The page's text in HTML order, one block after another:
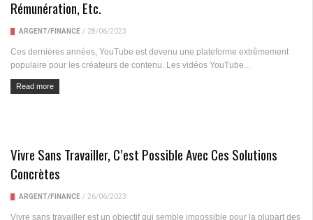
Rémunération, Etc.
ARGENT/FINANCE / 28/06/2023
Ces dernières années, YouTube est devenu une plateforme extrêmement
populaire pour les créateurs de contenu. Les vidéos YouTube...
Read more
Vivre Sans Travailler, C’est Possible Avec Ces Solutions
Concrètes
ARGENT/FINANCE / 26/06/2023
Vivre sans travailler est un objectif qui semble impossible pour la plupart des